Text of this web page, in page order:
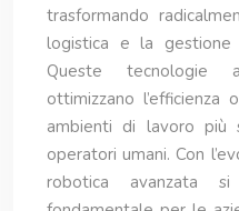
trasformando
logistica e la gestione
Queste tecnologie
ottimizzano l’efficienza
ambienti di lavoro più
operatori umani. Con
robotica avanzata